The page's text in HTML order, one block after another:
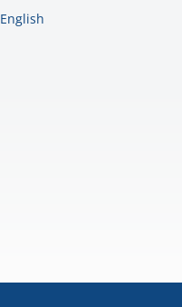
English